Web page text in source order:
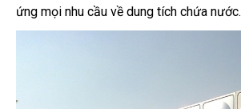
ứng mọi nhu cầu về dung tích chứa nước.